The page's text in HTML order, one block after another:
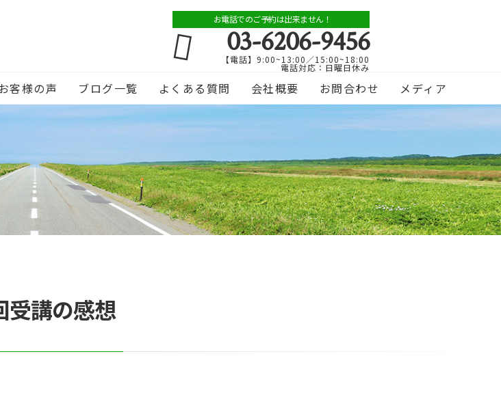
お電話でのご予約は出来ません！
03-6206-9456
【電話】9:00~13:00／15:00~18:00
電話対応：日曜日休み
客様の声 ブログ一覧 よくある質問 会社概要 お問合わせ メディア
受講の感想